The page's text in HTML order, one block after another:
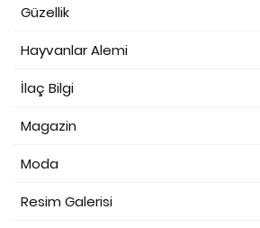
Güzellik
Hayvanlar Alemi
İlaç Bilgi
Magazin
Moda
Resim Galerisi